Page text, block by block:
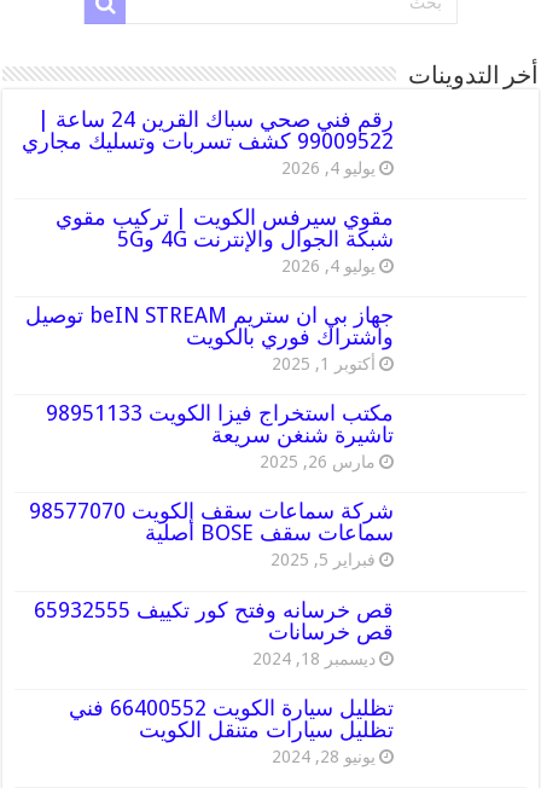
أخر التدوينات
رقم فني صحي سباك القرين 24 ساعة |
99009522 كشف تسربات وتسليك مجاري
يوليو 4, 2026
مقوي سيرفس الكويت | تركيب مقوي
شبكة الجوال والإنترنت 4G و5G
يوليو 4, 2026
جهاز بي ان ستريم beIN STREAM توصيل
واشتراك فوري بالكويت
أكتوبر 1, 2025
مكتب استخراج فيزا الكويت 98951133
تاشيرة شنغن سريعة
مارس 26, 2025
شركة سماعات سقف الكويت 98577070
سماعات سقف BOSE أصلية
فبراير 5, 2025
قص خرسانه وفتح كور تكييف 65932555
قص خرسانات
ديسمبر 18, 2024
تظليل سيارة الكويت 66400552 فني
تظليل سيارات متنقل الكويت
يونيو 28, 2024